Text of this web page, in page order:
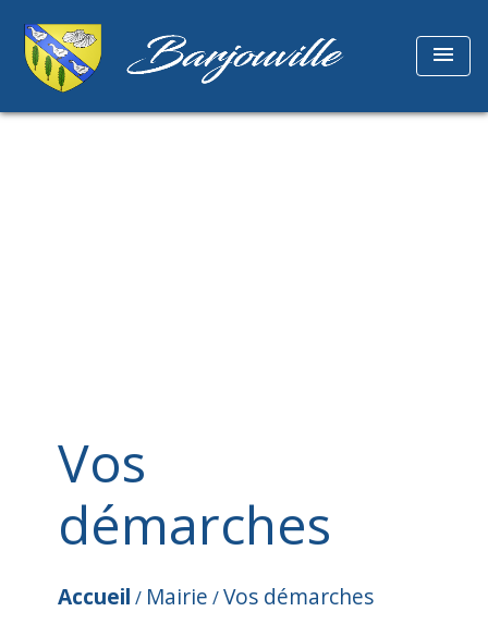
menu
Vos
démarches
Accueil / Mairie /Vos démarches